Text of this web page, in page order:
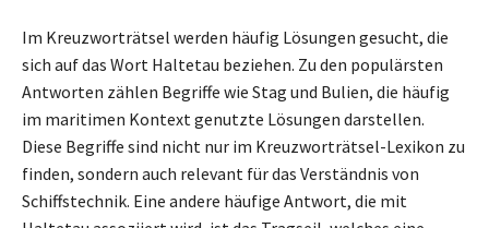
Im Kreuzworträtsel werden häufig Lösungen gesucht, die
sich auf das Wort Haltetau beziehen. Zu den populärsten
Antworten zählen Begriffe wie Stag und Bulien, die häufig
im maritimen Kontext genutzte Lösungen darstellen.
Diese Begriffe sind nicht nur im Kreuzworträtsel-Lexikon zu
finden, sondern auch relevant für das Verständnis von
Schiffstechnik. Eine andere häufige Antwort, die mit